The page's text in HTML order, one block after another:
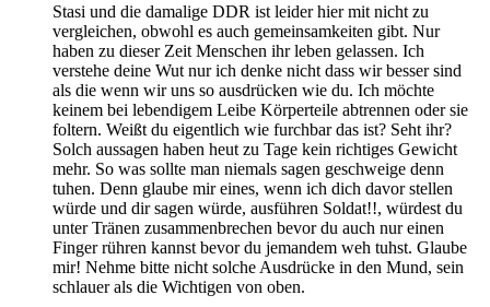
Stasi und die damalige DDR ist leider hier mit nicht zu
vergleichen, obwohl es auch gemeinsamkeiten gibt. Nur
haben zu dieser Zeit Menschen ihr leben gelassen. Ich
verstehe deine Wut nur ich denke nicht dass wir besser sind
als die wenn wir uns so ausdrücken wie du. Ich möchte
keinem bei lebendigem Leibe Körperteile abtrennen oder sie
foltern. Weißt du eigentlich wie furchbar das ist? Seht ihr?
Solch aussagen haben heut zu Tage kein richtiges Gewicht
mehr. So was sollte man niemals sagen geschweige denn
tuhen. Denn glaube mir eines, wenn ich dich davor stellen
würde und dir sagen würde, ausführen Soldat!!, würdest du
unter Tränen zusammenbrechen bevor du auch nur einen
Finger rühren kannst bevor du jemandem weh tuhst. Glaube
mir! Nehme bitte nicht solche Ausdrücke in den Mund, sein
schlauer als die Wichtigen von oben.